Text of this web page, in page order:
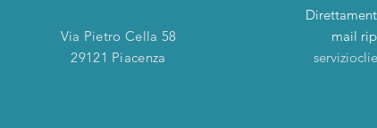
Via Pietro Cella 58
29121 Piacenza
mail